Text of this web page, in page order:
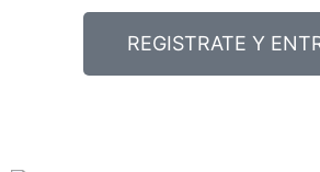
REGISTRATE Y